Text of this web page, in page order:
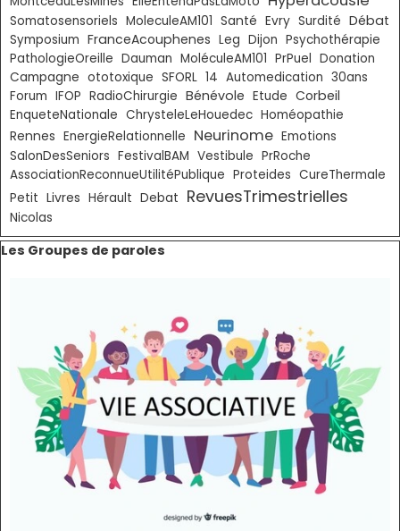
Somatosensoriels MoleculeAM101 Santé Evry Surdité Débat
Symposium FranceAcouphenes Leg Dijon Psychothérapie
PathologieOreille Dauman MoléculeAM101 PrPuel Donation
Campagne ototoxique SFORL 14 Automedication 30ans
Forum IFOP RadioChirurgie Bénévole Etude Corbeil
EnqueteNationale ChrysteleLeHouedec Homéopathie
Rennes EnergieRelationnelle Neurinome Emotions
SalonDesSeniors FestivalBAM Vestibule PrRoche
AssociationReconnueUtilitéPublique Proteides CureThermale
Petit Livres Hérault Debat RevuesTrimestrielles
Nicolas
Sauter le bloc Les Groupes de paroles
Les Groupes de paroles